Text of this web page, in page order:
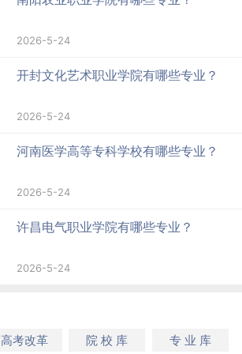
2026-5-24
开封文化艺术职业学院有哪些专业？
2026-5-24
河南医学高等专科学校有哪些专业？
2026-5-24
许昌电气职业学院有哪些专业？
2026-5-24
高考改革 院 校 库 专 业 库